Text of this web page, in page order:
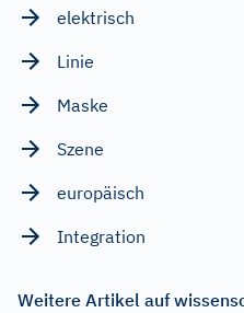
elektrisch
Linie
Maske
Szene
europäisch
Integration
Weitere Artikel auf